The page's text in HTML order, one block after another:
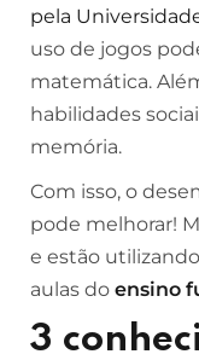
pela
uso de jogos
matemática.
habilidades
memória.
Com isso, o
pode melhorar!
e estão
aulas do ensino
3